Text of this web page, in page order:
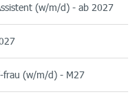
(w/m/d) - ab 2027
frau (w/m/d) - M27